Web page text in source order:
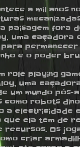
a mil anos
paisagem fora
uma caçadora
e o poder
role playing
uma
um mundo pós-
robots
a electricidade
que ela tem de
recursos. Os
criar